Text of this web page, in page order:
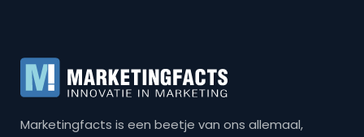
Marketingfacts is een beetje van ons allemaal,